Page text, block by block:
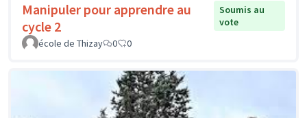
Manipuler pour apprendre au
cycle 2
Soumis au
vote
école de Thizay
0 0